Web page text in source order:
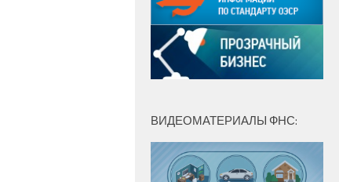
ВИДЕОМАТЕРИАЛЫ ФНС: